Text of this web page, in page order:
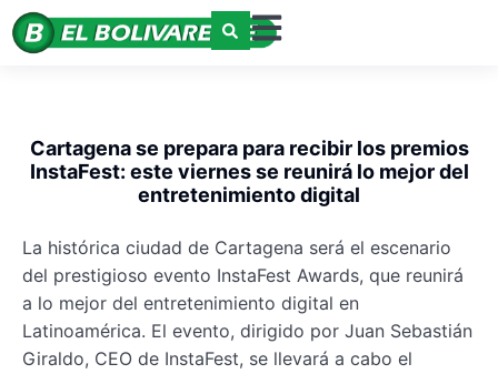
Cartagena se prepara para recibir los premios
InstaFest: este viernes se reunirá lo mejor del
entretenimiento digital
La histórica ciudad de Cartagena será el escenario
del prestigioso evento InstaFest Awards, que reunirá
a lo mejor del entretenimiento digital en
Latinoamérica. El evento, dirigido por Juan Sebastián
Giraldo, CEO de InstaFest, se llevará a cabo el